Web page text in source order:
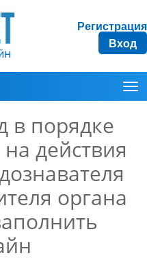
Регистрация
Вход
в порядке
действия
органа